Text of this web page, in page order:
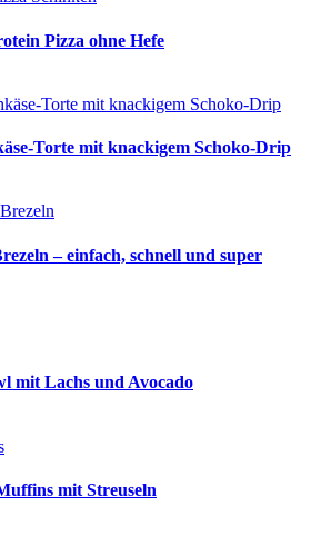
Pizza ohne Hefe
Torte mit knackigem Schoko-Drip
– einfach, schnell und super
mit Lachs und Avocado
mit Streuseln